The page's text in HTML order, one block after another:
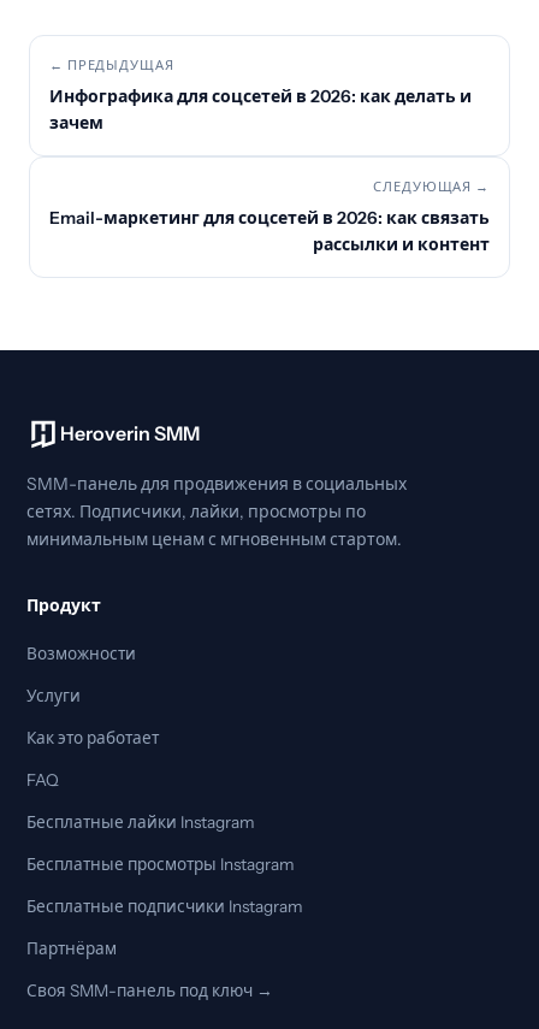
← ПРЕДЫДУЩАЯ
Инфографика для соцсетей в 2026: как делать и
зачем
СЛЕДУЮЩАЯ →
Email-маркетинг для соцсетей в 2026: как связать
рассылки и контент
Heroverin SMM
SMM-панель для продвижения в социальных
сетях. Подписчики, лайки, просмотры по
минимальным ценам с мгновенным стартом.
Продукт
Возможности
Услуги
Как это работает
FAQ
Бесплатные лайки Instagram
Бесплатные просмотры Instagram
Бесплатные подписчики Instagram
Партнёрам
Своя SMM-панель под ключ →